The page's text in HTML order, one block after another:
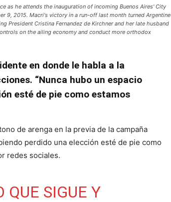
as he attends the inauguration of incoming Buenos Aires' City
9, 2015. Macri's victory in a run-off last month turned Argentine
President Cristina Fernandez de Kirchner and her late husband
on the ailing economy and conduct more orthodox
en donde le habla a la
“Nunca hubo un espacio
esté de pie como estamos
de arenga en la previa de la campaña
perdido una elección esté de pie como
redes sociales.
QUE SIGUE Y